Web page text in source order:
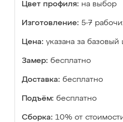
Цвет профиля: на выбор
Изготовление: 5-7
Цена: указана за базовый
Замер: бесплатно
Доставка: бесплатно
Подъём: бесплатно
Сборка: 10% от